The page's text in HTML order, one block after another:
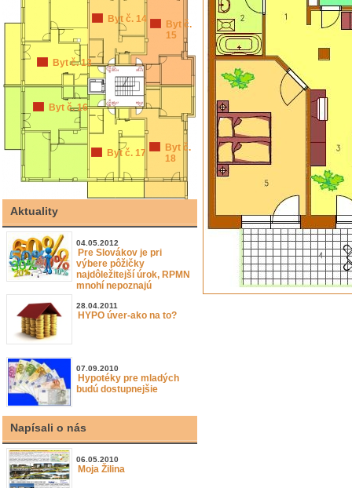
Byt č. 13
Byt č. 14
Byt č.
15
Byt č. 16
Byt č. 17
Byt č.
18
Aktuality
04.05.2012
Pre Slovákov je pri
výbere pôžičky
najdôležitejší úrok, RPMN
mnohí nepoznajú
28.04.2011
HYPO úver-ako na to?
07.09.2010
Hypotéky pre mladých
budú dostupnejšie
Napísali o nás
06.05.2010
Moja Žilina